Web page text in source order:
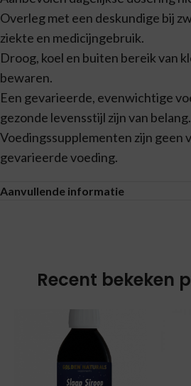
Overleg met een deskundige bij
ziekte en medicijngebruik.
Droog, koel en buiten bereik van
bewaren.
Een gevarieerde, evenwichtige
gezonde levensstijl zijn van belang.
Voedingssupplementen zijn geen
gevarieerde voeding.
Aanvullende informatie
Recent bekeken